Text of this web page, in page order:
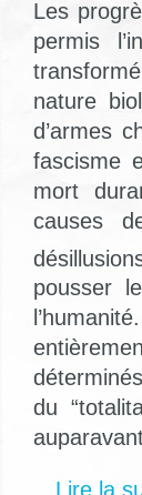
Les
permis
nature
d’armes
fascisme
mort
causes
pousser
du
Lire la